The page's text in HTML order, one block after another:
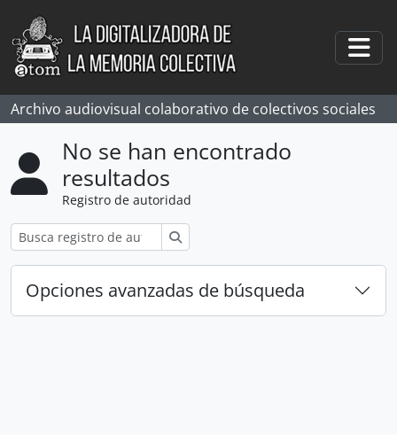
Skip to main content
Archivo audiovisual colaborativo de colectivos sociales
No se han encontrado
resultados
Registro de autoridad
Opciones avanzadas de búsqueda